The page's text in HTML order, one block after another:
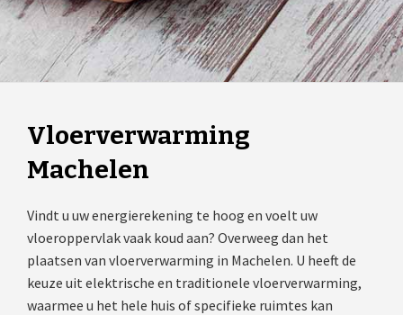
Vloerverwarming
Machelen
Vindt u uw energierekening te hoog en voelt uw
vloeroppervlak vaak koud aan? Overweeg dan het
plaatsen van vloerverwarming in Machelen. U heeft de
keuze uit elektrische en traditionele vloerverwarming,
waarmee u het hele huis of specifieke ruimtes kan